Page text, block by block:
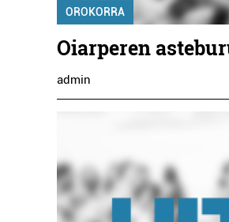
OROKORRA
Oiarperen
admin